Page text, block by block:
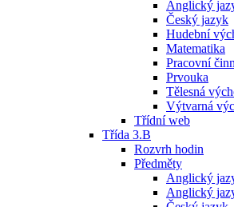
Anglický
Český jazyk
Hudební
Matematika
Pracovní
Prvouka
Tělesná
Výtvarná
Třídní web
Třída 3.B
Rozvrh hodin
Předměty
Anglický
Anglický